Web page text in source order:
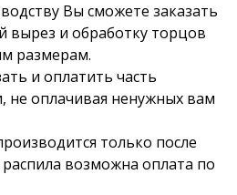
Вы сможете заказать
вырез и обработку торцов
размерам.
и оплатить часть
не оплачивая ненужных вам
только после
возможна оплата по